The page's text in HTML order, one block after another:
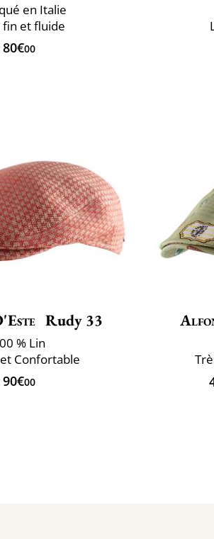
en Italie
fin et fluide
80€00
Rudy 33
% Lin
Confortable
90€00